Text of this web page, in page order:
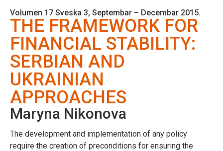
Volumen 17 Sveska 3, Septembar – Decembar 2015.
THE FRAMEWORK FOR
FINANCIAL STABILITY:
SERBIAN AND
UKRAINIAN
APPROACHES
Maryna Nikonova
The development and implementation of any policy
require the creation of preconditions for ensuring the